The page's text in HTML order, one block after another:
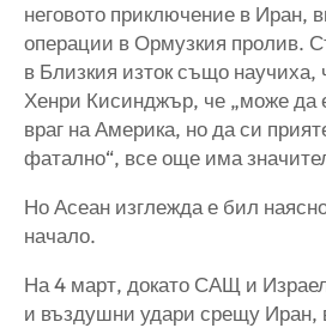
неговото приключение в Иран,
операции в Ормузкия пролив.
в Близкия изток също научиха,
Хенри Кисинджър, че „може да
враг на Америка, но да си
фатално“, все още има
Но Асеан изглежда е бил
начало.
На 4 март, докато САЩ и
и въздушни удари срещу Иран,